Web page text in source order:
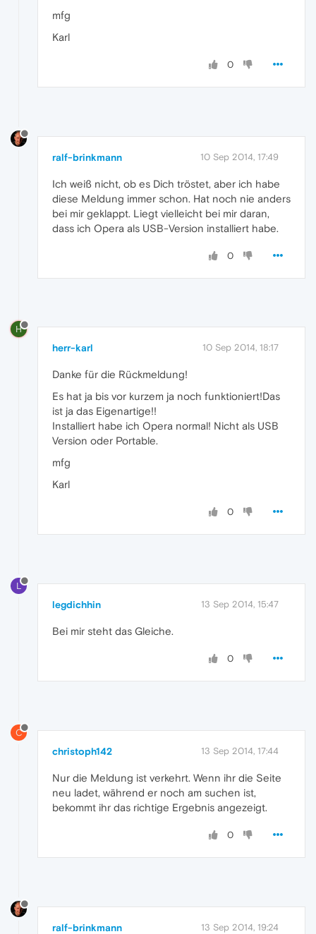
mfg
Karl
0
ralf-brinkmann 10 Sep 2014, 17:49
Ich weiß nicht, ob es Dich tröstet, aber ich habe
diese Meldung immer schon. Hat noch nie anders
bei mir geklappt. Liegt vielleicht bei mir daran,
dass ich Opera als USB-Version installiert habe.
0
H
herr-karl 10 Sep 2014, 18:17
Danke für die Rückmeldung!
Es hat ja bis vor kurzem ja noch funktioniert!Das
ist ja das Eigenartige!!
Installiert habe ich Opera normal! Nicht als USB
Version oder Portable.
mfg
Karl
0
L
legdichhin 13 Sep 2014, 15:47
Bei mir steht das Gleiche.
0
C
christoph142 13 Sep 2014, 17:44
Nur die Meldung ist verkehrt. Wenn ihr die Seite
neu ladet, während er noch am suchen ist,
bekommt ihr das richtige Ergebnis angezeigt.
0
ralf-brinkmann 13 Sep 2014, 19:24